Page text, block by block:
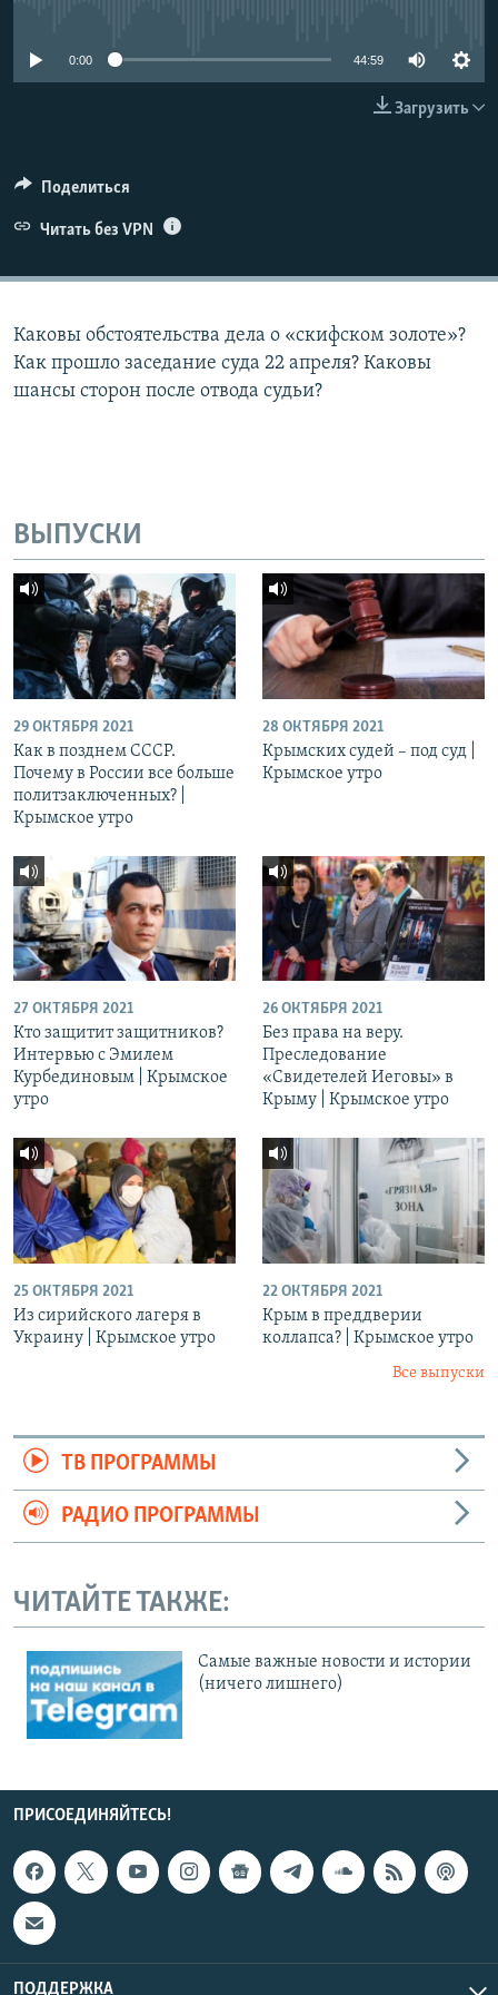
КРЫМ.НЕПОКОРЕННЫЙ
0:00 44:59
Загрузить
Поделиться
Читать без VPN
Каковы обстоятельства дела о «скифском золоте»?
Как прошло заседание суда 22 апреля? Каковы
шансы сторон после отвода судьи?
ВЫПУСКИ
29 ОКТЯБРЯ 2021
Как в позднем СССР.
Почему в России все больше
политзаключенных? |
Крымское утро
28 ОКТЯБРЯ 2021
Крымских судей – под суд |
Крымское утро
27 ОКТЯБРЯ 2021
Кто защитит защитников?
Интервью с Эмилем
Курбединовым | Крымское
утро
26 ОКТЯБРЯ 2021
Без права на веру.
Преследование
«Свидетелей Иеговы» в
Крыму | Крымское утро
25 ОКТЯБРЯ 2021
Из сирийского лагеря в
Украину | Крымское утро
22 ОКТЯБРЯ 2021
Крым в преддверии
коллапса? | Крымское утро
Все выпуски
ТВ ПРОГРАММЫ
РАДИО ПРОГРАММЫ
ЧИТАЙТЕ ТАКЖЕ:
Cамые важные новости и истории
(ничего лишнего)
ПРИСОЕДИНЯЙТЕСЬ!
ПОДДЕРЖКА